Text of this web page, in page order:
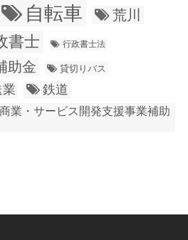
自転車 荒川
書士 行政書士法
助金 貸切りバス
鉄道
業・サービス開発支援事業補助